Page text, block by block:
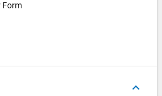
Form
keyboard_arrow_up